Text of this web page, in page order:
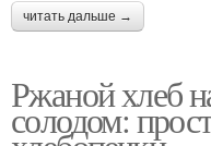
читать дальше →
Ржаной хлеб
солодом: